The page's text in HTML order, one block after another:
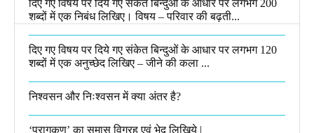
दिए गए विषय पर दिये गए संकेत बिन्दुओं के आधार पर लगभग 200
शब्दों में एक निबंध लिखिए। विषय – परिवार की बढ़ती...
दिए गए विषय पर दिये गए संकेत बिन्दुओं के आधार पर लगभग 120
शब्दों में एक अनुच्छेद लिखिए – जीने की कला ...
निश्वसन और निःश्वसन में क्या अंतर है?
‘परागकण’ का समास विग्रह एवं भेद लिखिये |